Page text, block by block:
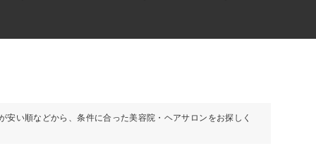
安い順などから、条件に合った美容院・ヘアサロンをお探しく